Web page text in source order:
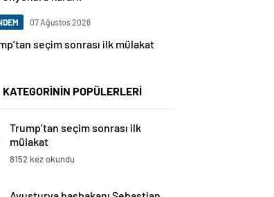
07 Ağustos 2026
seçim sonrası ilk mülakat
KATEGORİNİN POPÜLERLERİ
Trump’tan seçim sonrası ilk
mülakat
8152 kez okundu